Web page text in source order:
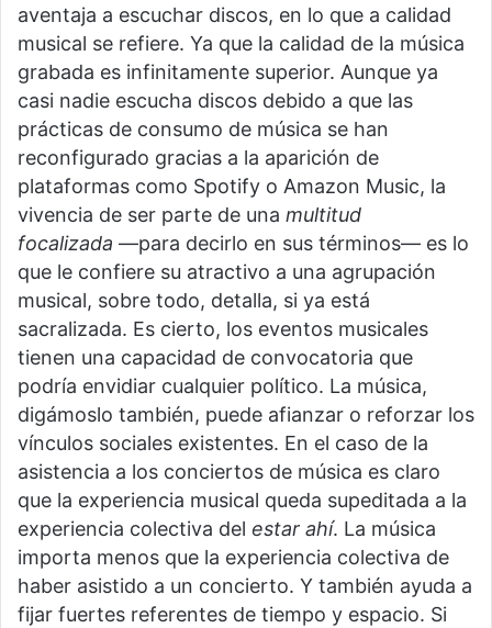
aventaja a escuchar discos, en lo que a calidad
musical se refiere. Ya que la calidad de la música
grabada es infinitamente superior. Aunque ya
casi nadie escucha discos debido a que las
prácticas de consumo de música se han
reconfigurado gracias a la aparición de
plataformas como Spotify o Amazon Music, la
vivencia de ser parte de una multitud
focalizada —para decirlo en sus términos— es lo
que le confiere su atractivo a una agrupación
musical, sobre todo, detalla, si ya está
sacralizada. Es cierto, los eventos musicales
tienen una capacidad de convocatoria que
podría envidiar cualquier político. La música,
digámoslo también, puede afianzar o reforzar los
vínculos sociales existentes. En el caso de la
asistencia a los conciertos de música es claro
que la experiencia musical queda supeditada a la
experiencia colectiva del estar ahí. La música
importa menos que la experiencia colectiva de
haber asistido a un concierto. Y también ayuda a
fijar fuertes referentes de tiempo y espacio. Si